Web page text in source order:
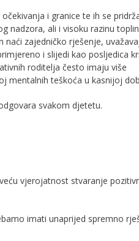
i granice te ih se
nadzora, ali i visoku razinu
zajedničko rješenje,
i slijedi kao posljedica
roditelja često imaju više
mentalnih teškoća u kasnijoj
svakom djetetu.
vjerojatnost stvaranje
imati unaprijed spremno